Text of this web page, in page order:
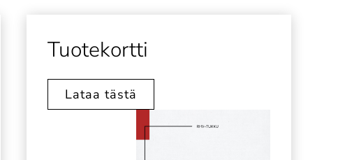
Tuotekortti
Lataa tästä